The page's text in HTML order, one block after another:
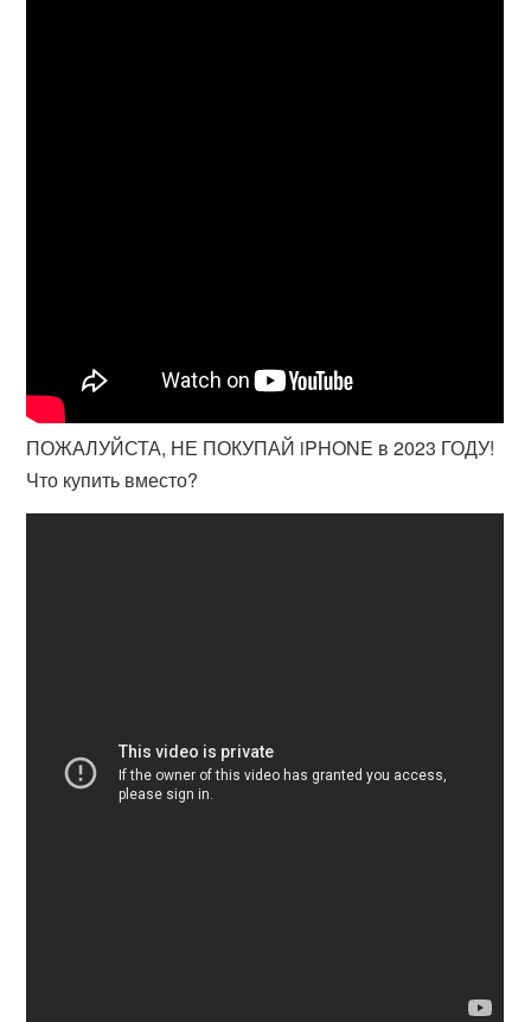
ПОЖАЛУЙСТА, НЕ ПОКУПАЙ iPHONE в 2023 ГОДУ!
Что купить вместо?